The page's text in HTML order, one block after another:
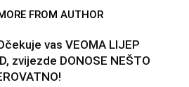
FROM AUTHOR
vas VEOMA LIJEP
zvijezde DONOSE NEŠTO